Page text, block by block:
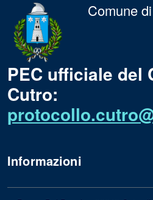
Comune
PEC ufficiale del
Cutro:
Informazioni